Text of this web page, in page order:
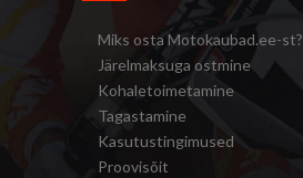
Miks osta Motokaubad.ee-st?
Järelmaksuga ostmine
Kohaletoimetamine
Tagastamine
Kasutustingimused
Proovisõit